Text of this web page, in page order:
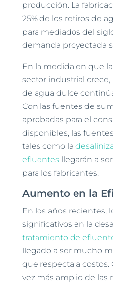
producción. La
25% de los retiros de
para mediados del
demanda proyectada
En la medida en que
sector industrial crece,
de agua dulce
Con las fuentes de
aprobadas para el
disponibles, las
tales como la
efluentes llegarán a
para los fabricantes.
Aumento en la
En los años recientes,
significativos en la
tratamiento de
llegado a ser mucho
que respecta a
vez más amplio de las